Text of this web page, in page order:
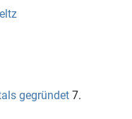
gegründet 7.